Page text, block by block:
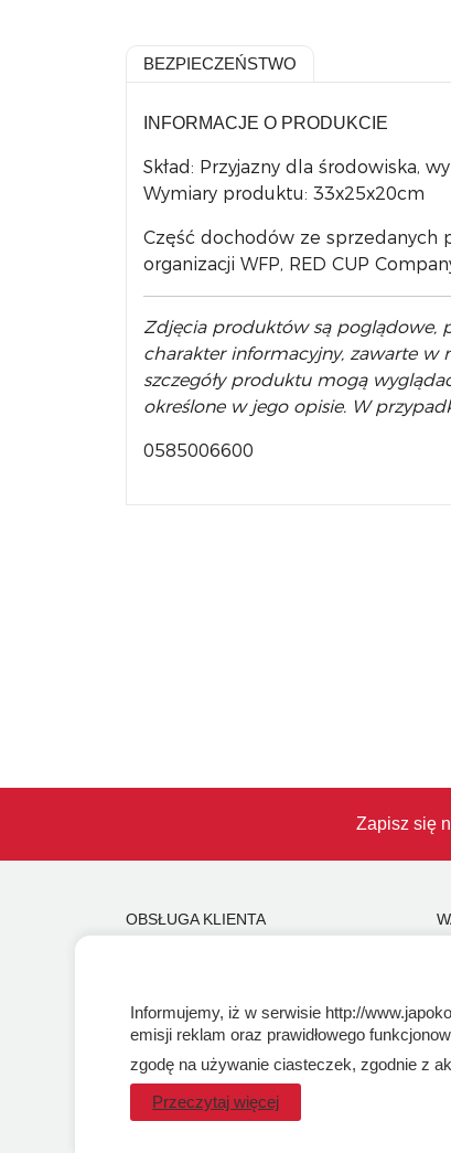
BEZPIECZEŃSTWO
INFORMACJE O PRODUKCIE
Skład: Przyjazny dla środowiska,
Wymiary produktu: 33x25x20cm
Część dochodów ze sprzedanych
organizacji WFP, RED CUP
Zdjęcia produktów są poglądowe,
charakter informacyjny, zawarte w
szczegóły produktu mogą
określone w jego opisie. W
0585006600
Zapisz się
OBSŁUGA KLIENTA
Metody płatności
Standardy jakości i bezpieczeństwa
Informujemy, iż w serwisie http://
emisji reklam oraz prawidłowego
zgodę na używanie ciasteczek, zgodnie z
Przeczytaj więcej